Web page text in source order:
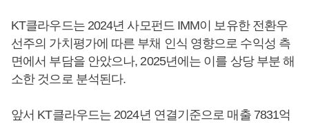
KT클라우드는 2024년 사모펀드 IMM이 보유한 전환우
선주의 가치평가에 따른 부채 인식 영향으로 수익성 측
면에서 부담을 안았으나, 2025년에는 이를 상당 부분 해
소한 것으로 분석된다.
앞서 KT클라우드는 2024년 연결기준으로 매출 7831억